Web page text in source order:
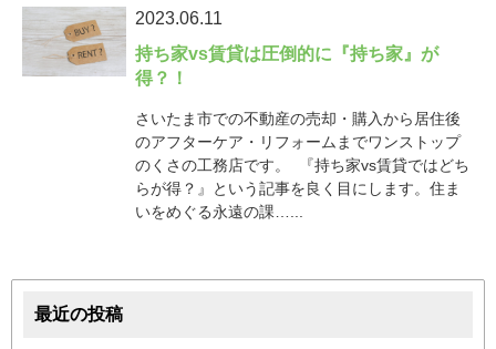
2023.06.11
持ち家vs賃貸は圧倒的に『持ち家』が
得？！
さいたま市での不動産の売却・購入から居住後
のアフターケア・リフォームまでワンストップ
のくさの工務店です。 『持ち家vs賃貸ではどち
らが得？』という記事を良く目にします。住ま
いをめぐる永遠の課…...
最近の投稿